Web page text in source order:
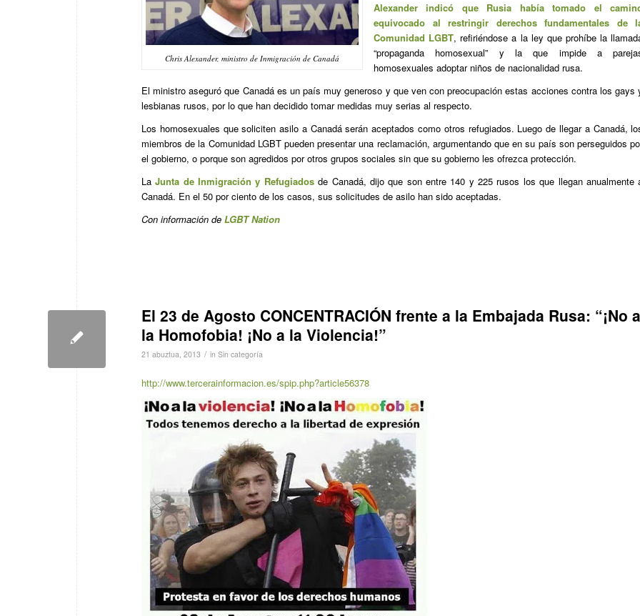
Chris Alexander, ministro de Inmigración de Canadá
Alexander indicó que Rusia había tomado el
equivocado al restringir derechos fundamentales de
Comunidad LGBT, refiriéndose a la ley que prohíbe la
“propaganda homosexual” y la que impide a
homosexuales adoptar niños de nacionalidad rusa.
El ministro aseguró que Canadá es un país muy generoso y que ven con preocupación estas acciones contra los gays
lesbianas rusos, por lo que han decidido tomar medidas muy serias al respecto.
Los homosexuales que soliciten asilo a Canadá serán aceptados como otros refugiados. Luego de llegar a Canadá,
miembros de la Comunidad LGBT pueden presentar una reclamación, argumentando que en su país son perseguidos
el gobierno, o porque son agredidos por otros grupos sociales sin que su gobierno les ofrezca protección.
LaJunta de Inmigración y Refugiadosde Canadá, dijo que son entre 140 y 225 rusos los que llegan anualmente
Canadá. En el 50 por ciento de los casos, sus solicitudes de asilo han sido aceptadas.
Con información de LGBT Nation
El 23 de Agosto CONCENTRACIÓN frente a la Embajada Rusa: “¡No a
la Homofobia! ¡No a la Violencia!”
21 abuztua, 2013 / in Sin categoría
http://www.tercerainformacion.es/spip.php?article56378